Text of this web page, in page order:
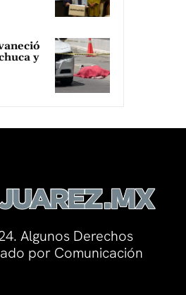
y
Algunos Derechos
por Comunicación